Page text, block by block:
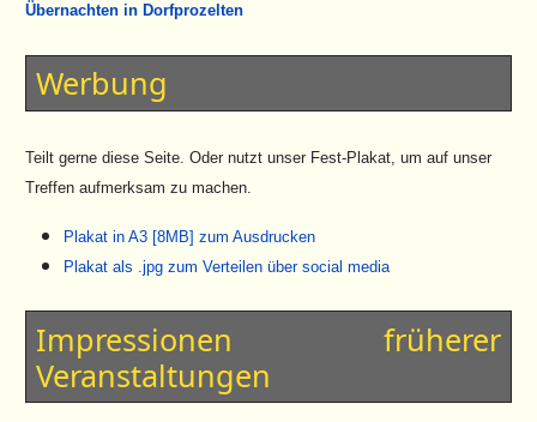
Übernachten in Dorfprozelten
Werbung
Teilt gerne diese Seite. Oder nutzt unser Fest-Plakat, um auf unser
Treffen aufmerksam zu machen.
Plakat in A3 [8MB] zum Ausdrucken
Plakat als .jpg zum Verteilen über social media
Impressionen früherer
Veranstaltungen